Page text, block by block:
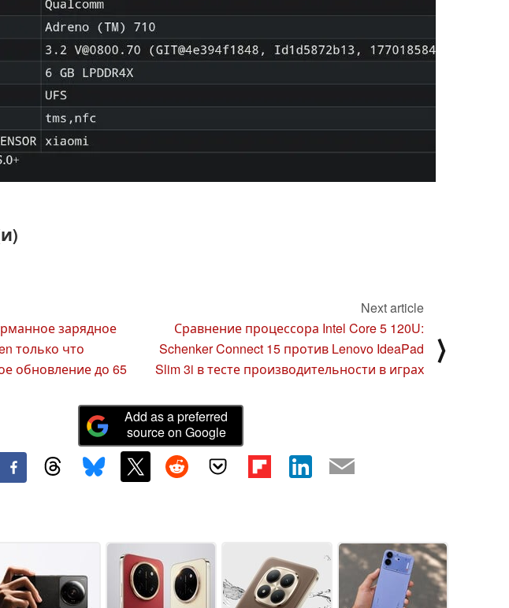
зарядное
только что
обновление до 65
Next article
Сравнение процессора Intel Core 5 120U:
Schenker Connect 15 против Lenovo IdeaPad
Slim 3i в тесте производительности в играх
⟩
Add as a preferred
source on Google